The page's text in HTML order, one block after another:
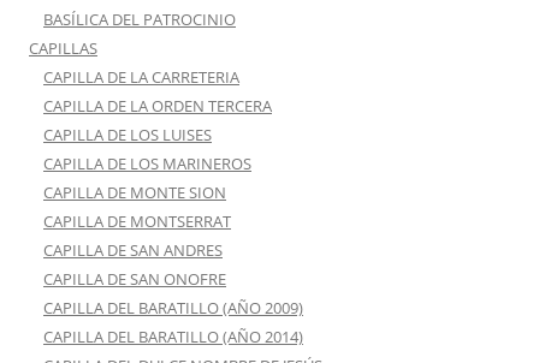
BASÍLICA DEL PATROCINIO
CAPILLAS
CAPILLA DE LA CARRETERIA
CAPILLA DE LA ORDEN TERCERA
CAPILLA DE LOS LUISES
CAPILLA DE LOS MARINEROS
CAPILLA DE MONTE SION
CAPILLA DE MONTSERRAT
CAPILLA DE SAN ANDRES
CAPILLA DE SAN ONOFRE
CAPILLA DEL BARATILLO (AÑO 2009)
CAPILLA DEL BARATILLO (AÑO 2014)